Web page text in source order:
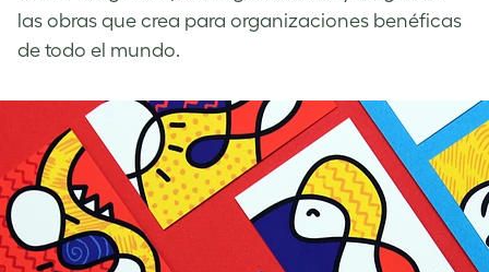
las obras que crea para organizaciones benéficas
de todo el mundo.